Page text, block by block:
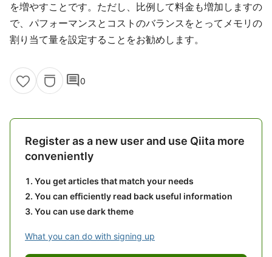
を増やすことです。ただし、比例して料金も増加しますの
で、パフォーマンスとコストのバランスをとってメモリの
割り当て量を設定することをお勧めします。
comment0
Register as a new user and use Qiita more
conveniently
You get articles that match your needs
You can efficiently read back useful information
You can use dark theme
What you can do with signing up